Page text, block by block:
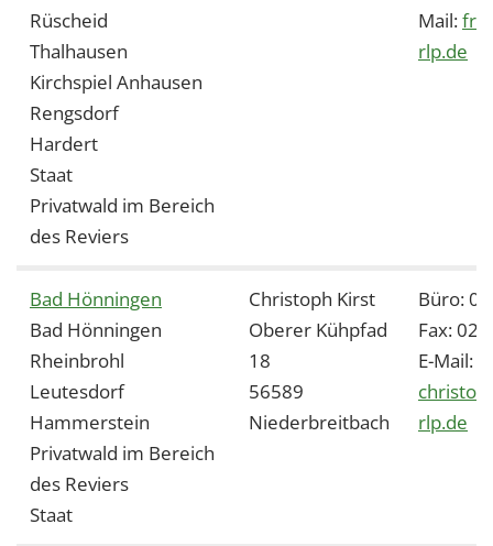
Rüscheid
Thalhausen
Kirchspiel Anhausen
Rengsdorf
Hardert
Staat
Privatwald im Bereich
des Reviers
Mail:
rlp.de
Bad Hönningen
Bad Hönningen
Rheinbrohl
Leutesdorf
Hammerstein
Privatwald im Bereich
des Reviers
Staat
Christoph Kirst
Oberer Kühpfad
18
56589
Niederbreitbach
Büro:
Fax:
E-Mail:
rlp.de
Zweck:
Dieser Cookie speichert die ausgewählten
Cookie Laufzeit:
EXTERNE MEDIEN
diesen externen Medien Cookies gesetzt.
YouTube
Vimeo